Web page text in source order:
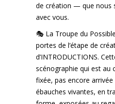
de création — que nous
avec vous.
🎭 La Troupe du
portes de l’étape de
d’INTRODUCTIONS.
scénographie qui est
fixée, pas encore
ébauches vivantes, en